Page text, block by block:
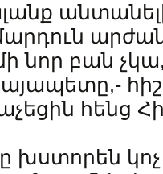
նոր բան
հենց
խստորեն